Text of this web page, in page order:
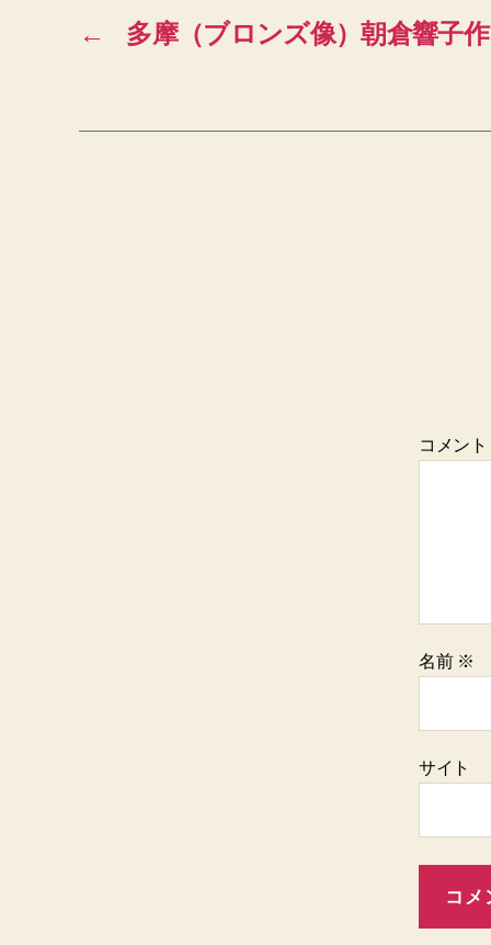
← 多摩（ブロンズ像）朝倉響子
コメント
名前 ※
サイト